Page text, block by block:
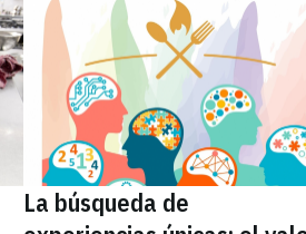
La búsqueda de